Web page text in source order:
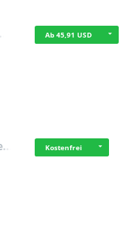
Ab 45,91 USD
Kostenfrei